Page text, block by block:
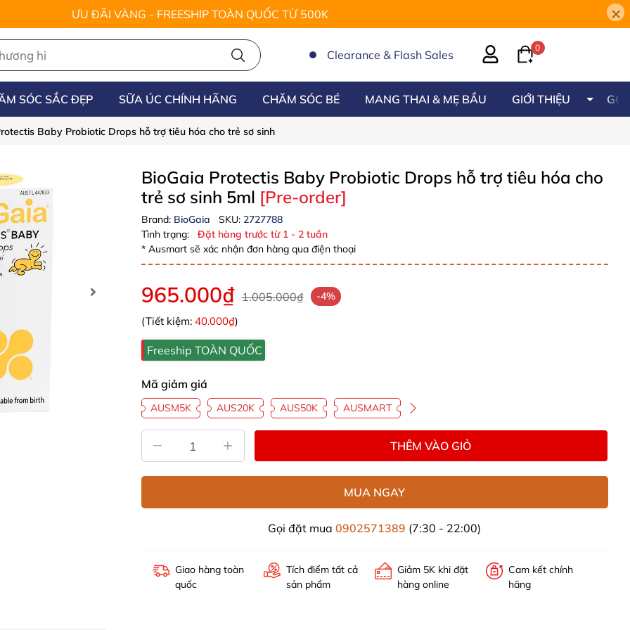
ƯU ĐÃI VÀNG - FREESHIP TOÀN QUỐC TỪ 500K ×
Clearance & Flash Sales
0
SÓC SẮC ĐẸP SỮA ÚC CHÍNH HÃNG CHĂM SÓC BÉ MANG THAI & MẸ BẦU GIỚI THIỆU
Baby Probiotic Drops hỗ trợ tiêu hóa cho trẻ sơ sinh
BioGaia Protectis Baby Probiotic Drops hỗ trợ tiêu hóa cho
trẻ sơ sinh 5ml [Pre-order]
Brand: BioGaia SKU: 2727788
Tình trạng:
Đặt hàng trước từ 1 - 2 tuần
* Ausmart sẽ xác nhận đơn hàng qua điện thoại
965.000₫ 1.005.000₫ -4%
(Tiết kiệm: 40.000₫)
Freeship TOÀN QUỐC
Mã giảm giá
AUSM5K AUS20K AUS50K AUSMART
THÊM VÀO GIỎ
MUA NGAY
Gọi đặt mua0902571389 (7:30 - 22:00)
Giao hàng toàn
quốc
Tích điểm tất cả
sản phẩm
Giảm 5K khi đặt
hàng online
Cam kết chính
hãng